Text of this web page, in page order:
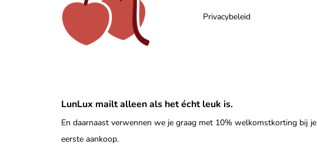
Privacybeleid
LunLux mailt alleen als het écht leuk is.
En daarnaast verwennen we je graag met 10% welkomstkorting bij je
eerste aankoop.